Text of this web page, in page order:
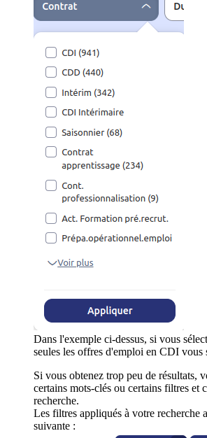
Dans l'exemple ci-dessus, si vous
seules les offres d'emploi en CDI vous
Si vous obtenez trop peu de résultats,
certains mots-clés ou certains filtres et
recherche.
Les filtres appliqués à votre recherche
suivante :